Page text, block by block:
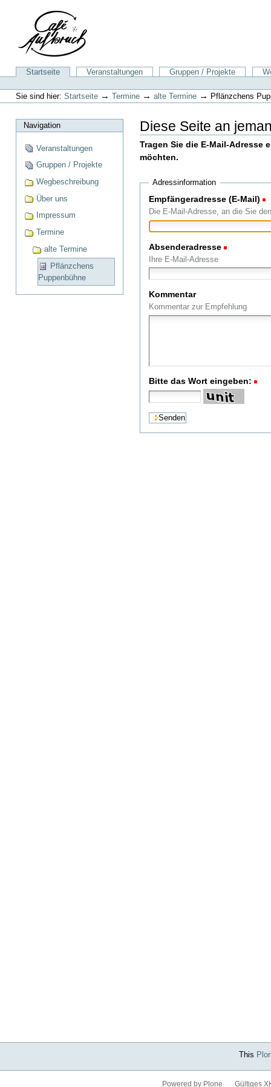
Navigation
SektionenStartseite Veranstaltungen Gruppen / Projekte
Benutzerspezifische
Werkzeuge
Sie sind hier: Startseite → Termine → alte Termine → Pflänzchens
Navigation
Veranstaltungen
Gruppen / Projekte
Wegbeschreibung
Über uns
Impressum
Termine
alte Termine
Pflänzchens
Puppenbühne
Diese Seite an
Tragen Sie die E-Mail-Adresse
möchten.
Adressinformation
Empfängeradresse (E-Mail)
Die E-Mail-Adresse, an die Sie
Absenderadresse
Ihre E-Mail-Adresse
Kommentar
Kommentar zur Empfehlung
Bitte das Wort eingeben:
This
Powered by Plone Gültiges